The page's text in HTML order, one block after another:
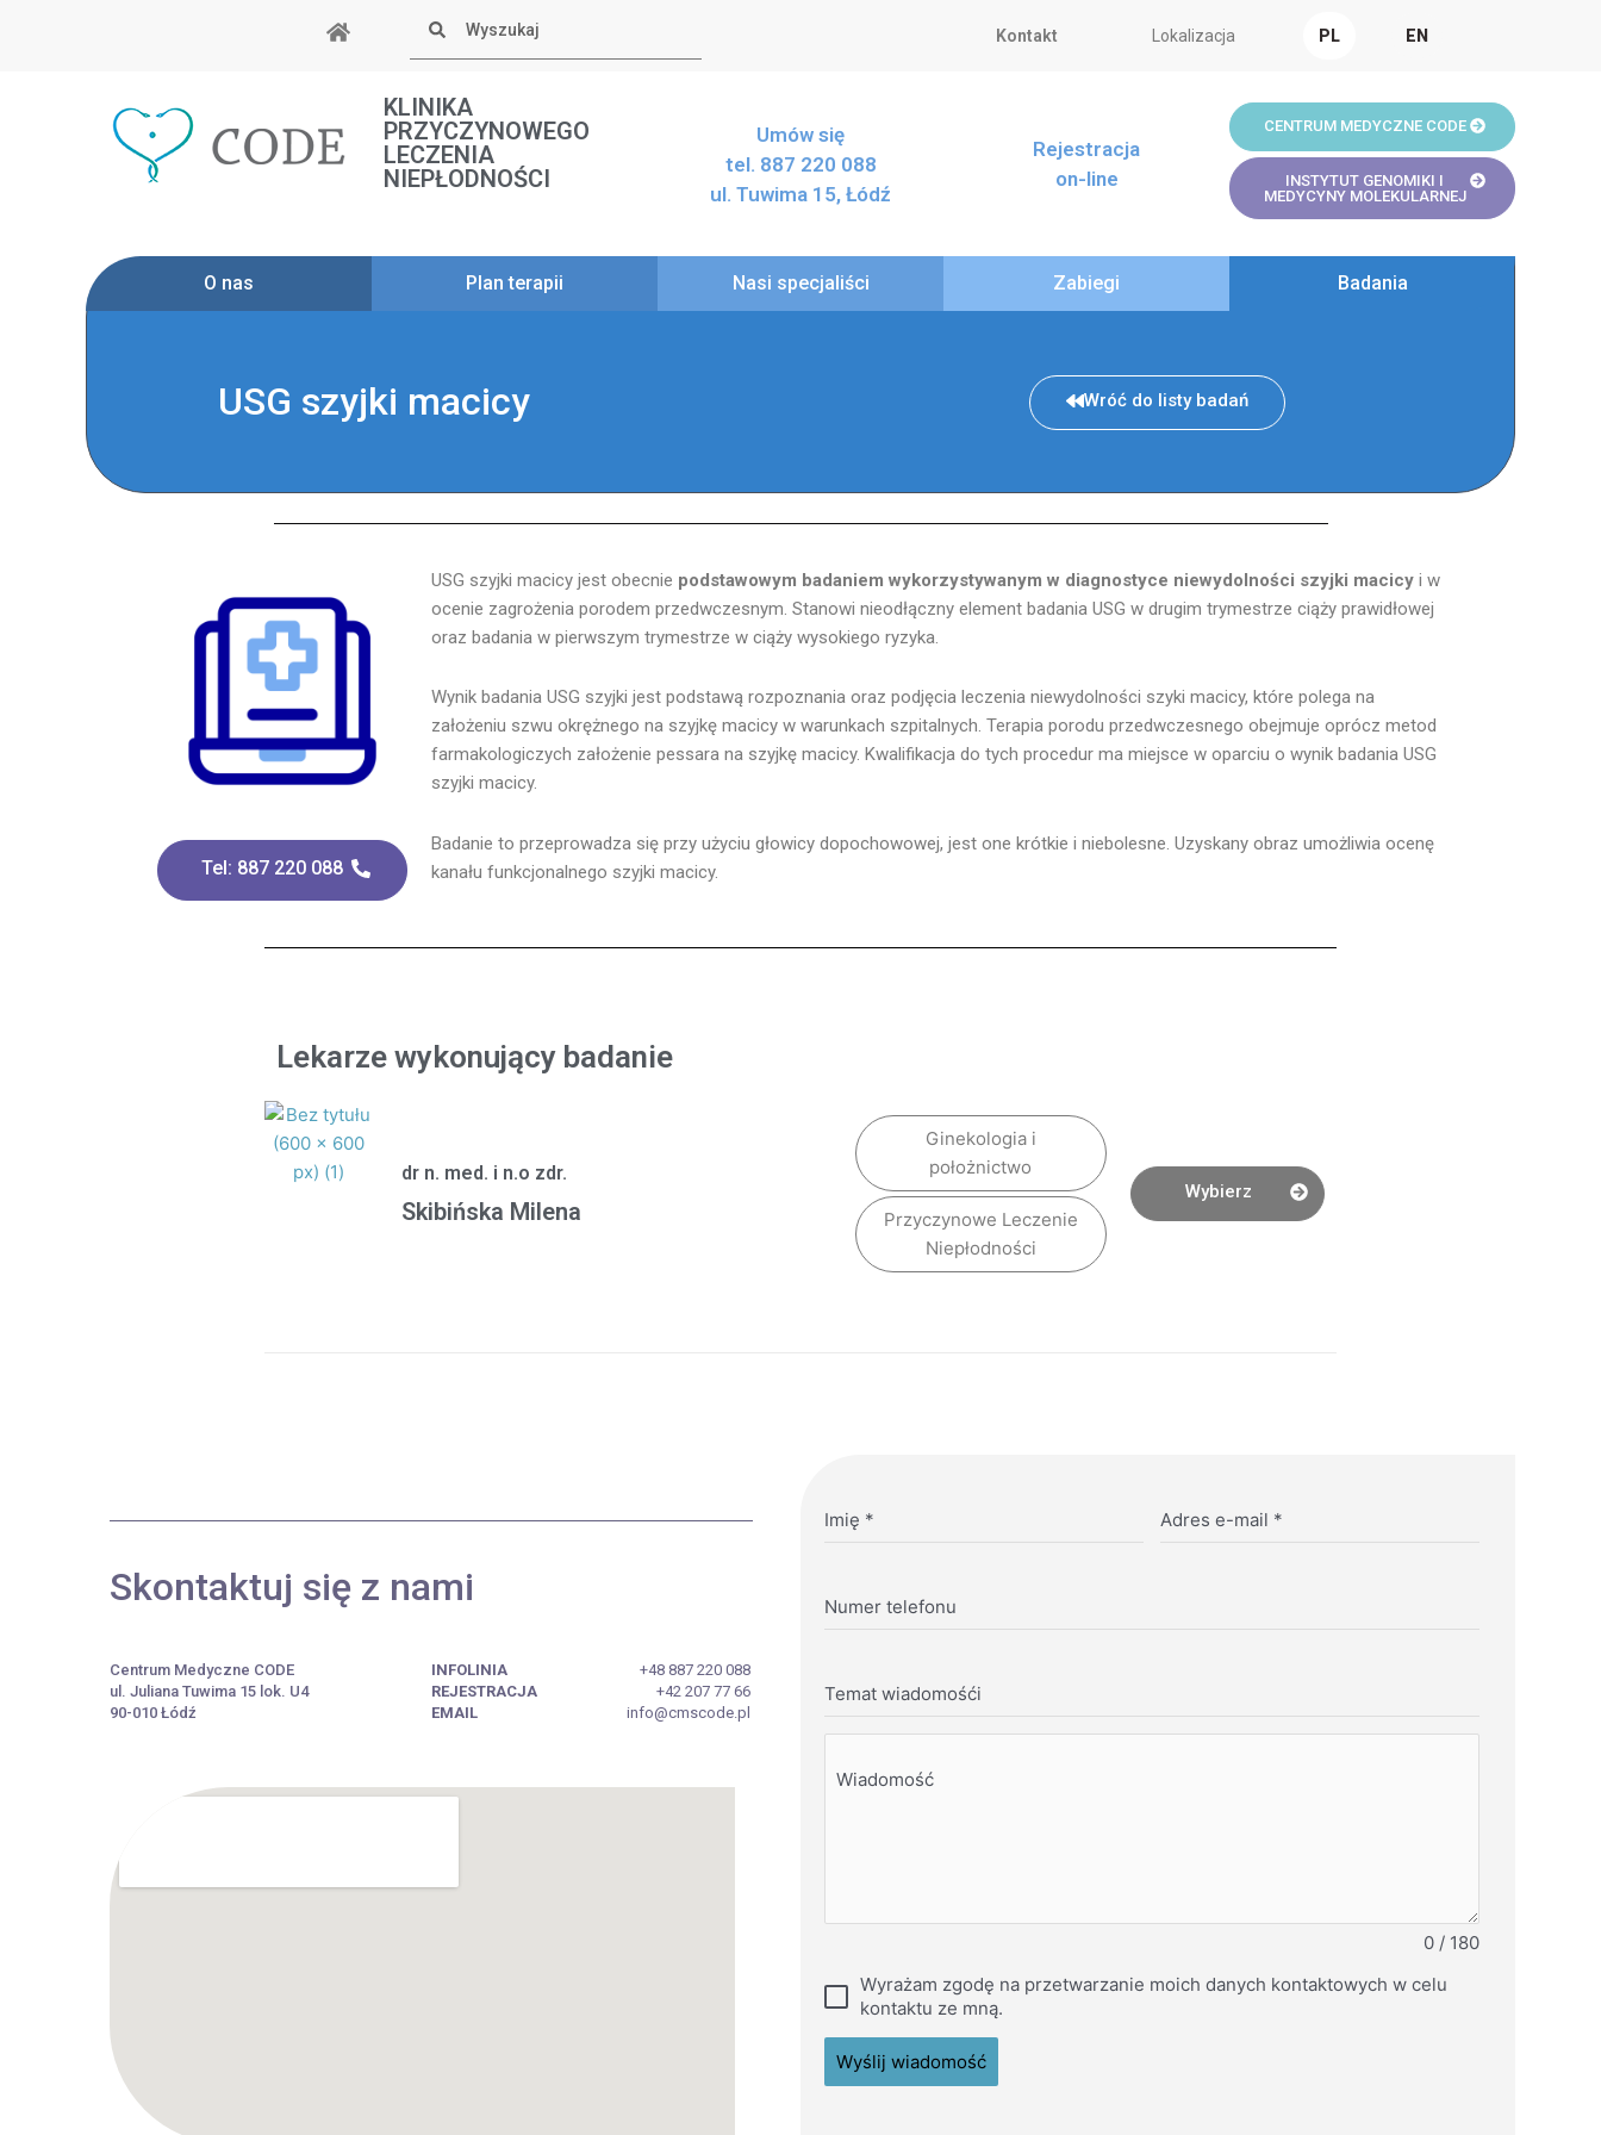
Kontakt Lokalizacja PL EN
KLINIKA
PRZYCZYNOWEGO
LECZENIA
NIEPŁODNOŚCI
Umów się
tel. 887 220 088
ul. Tuwima 15, Łódź
Rejestracja
on-line
CENTRUM MEDYCZNE CODE
INSTYTUT GENOMIKI I
MEDYCYNY MOLEKULARNEJ
O nas Plan terapii Nasi specjaliści Zabiegi Badania
USG szyjki macicy Wróć do listy badań
Tel: 887 220 088
USG szyjki macicy jest obecnie podstawowym badaniem wykorzystywanym w diagnostyce niewydolności szyjki macicyi w
ocenie zagrożenia porodem przedwczesnym. Stanowi nieodłączny element badania USG w drugim trymestrze ciąży prawidłowej
oraz badania w pierwszym trymestrze w ciąży wysokiego ryzyka.
Wynik badania USG szyjki jest podstawą rozpoznania oraz podjęcia leczenia niewydolności szyki macicy, które polega na
założeniu szwu okrężnego na szyjkę macicy w warunkach szpitalnych. Terapia porodu przedwczesnego obejmuje oprócz metod
farmakologiczych założenie pessara na szyjkę macicy. Kwalifikacja do tych procedur ma miejsce w oparciu o wynik badania USG
szyjki macicy.
Badanie to przeprowadza się przy użyciu głowicy dopochowowej, jest one krótkie i niebolesne. Uzyskany obraz umożliwia ocenę
kanału funkcjonalnego szyjki macicy.
Lekarze wykonujący badanie
dr n. med. i n.o zdr.
Skibińska Milena
Ginekologia i
położnictwo
Przyczynowe Leczenie
Niepłodności
Wybierz
Skontaktuj się z nami
Centrum Medyczne CODE
ul. Juliana Tuwima 15 lok. U4
90-010 Łódź
INFOLINIA
REJESTRACJA
EMAIL
+48 887 220 088
+42 207 77 66
info@cmscode.pl
Imię * Adres e-mail *
Numer telefonu
Temat wiadomośći
Wiadomość
0 / 180
Wyrażam zgodę na przetwarzanie moich danych kontaktowych w celu
kontaktu ze mną.
Wyślij wiadomość